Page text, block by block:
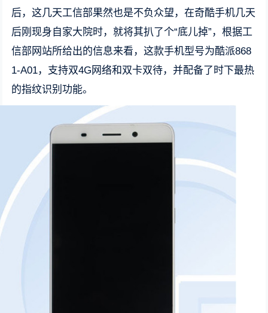
后，这几天工信部果然也是不负众望，在奇酷手机几天
后刚现身自家大院时，就将其扒了个“底儿掉”，根据工
信部网站所给出的信息来看，这款手机型号为酷派868
1-A01，支持双4G网络和双卡双待，并配备了时下最热
的指纹识别功能。